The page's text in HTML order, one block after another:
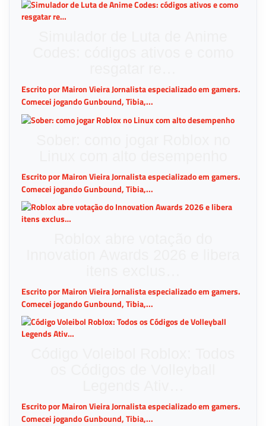
Escrito por Mairon Vieira Jornalista especializado em gamers.
Comecei jogando Gunbound, Tibia,...
Escrito por Mairon Vieira Jornalista especializado em gamers.
Comecei jogando Gunbound, Tibia,...
Escrito por Mairon Vieira Jornalista especializado em gamers.
Comecei jogando Gunbound, Tibia,...
Escrito por Mairon Vieira Jornalista especializado em gamers.
Comecei jogando Gunbound, Tibia,...